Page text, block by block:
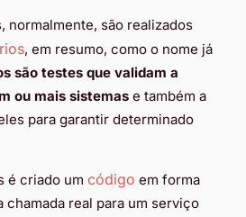
normalmente, são realizados
, em resumo, como o nome já
são testes que validam a
ou mais sistemas e também a
para garantir determinado
é criado um código em forma
chamada real para um serviço